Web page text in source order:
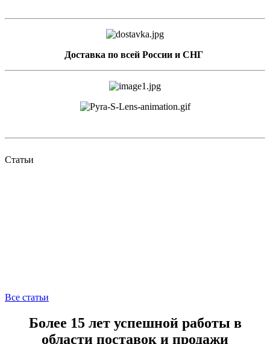
Доставка по всей России и СНГ
Статьи
Все статьи
Более 15 лет успешной работы в
области поставок и продажи